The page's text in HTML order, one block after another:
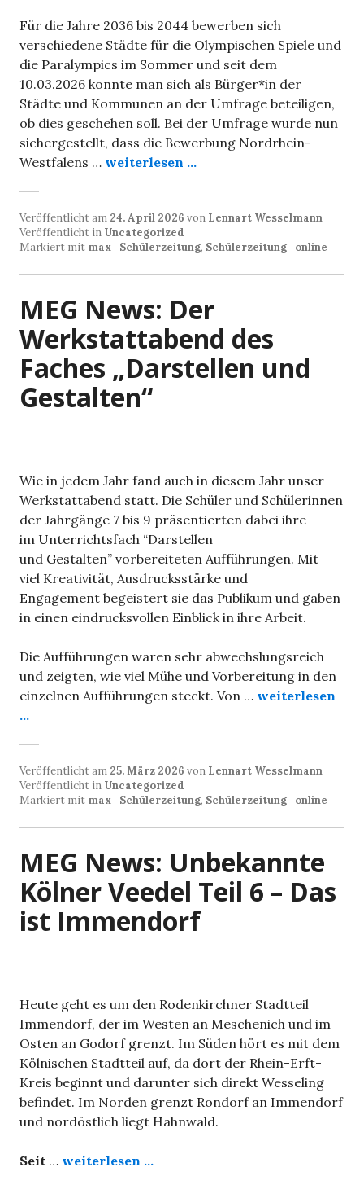
Für die Jahre 2036 bis 2044 bewerben sich
verschiedene Städte für die Olympischen Spiele und
die Paralympics im Sommer und seit dem
10.03.2026 konnte man sich als Bürger*in der
Städte und Kommunen an der Umfrage beteiligen,
ob dies geschehen soll. Bei der Umfrage wurde nun
sichergestellt, dass die Bewerbung Nordrhein-
Westfalens … weiterlesen ...
Veröffentlicht am 24. April 2026 von Lennart Wesselmann
Veröffentlicht in Uncategorized
Markiert mit max_Schülerzeitung, Schülerzeitung_online
MEG News: Der
Werkstattabend des
Faches „Darstellen und
Gestalten“
Wie in jedem Jahr fand auch in diesem Jahr unser
Werkstattabend statt. Die Schüler und Schülerinnen
der Jahrgänge 7 bis 9 präsentierten dabei ihre
im Unterrichtsfach “Darstellen
und Gestalten” vorbereiteten Aufführungen. Mit
viel Kreativität, Ausdrucksstärke und
Engagement begeistert sie das Publikum und gaben
in einen eindrucksvollen Einblick in ihre Arbeit.
Die Aufführungen waren sehr abwechslungsreich
und zeigten, wie viel Mühe und Vorbereitung in den
einzelnen Aufführungen steckt. Von … weiterlesen
...
Veröffentlicht am 25. März 2026 von Lennart Wesselmann
Veröffentlicht in Uncategorized
Markiert mit max_Schülerzeitung, Schülerzeitung_online
MEG News: Unbekannte
Kölner Veedel Teil 6 – Das
ist Immendorf
Heute geht es um den Rodenkirchner Stadtteil
Immendorf, der im Westen an Meschenich und im
Osten an Godorf grenzt. Im Süden hört es mit dem
Kölnischen Stadtteil auf, da dort der Rhein-Erft-
Kreis beginnt und darunter sich direkt Wesseling
befindet. Im Norden grenzt Rondorf an Immendorf
und nordöstlich liegt Hahnwald.
Seit … weiterlesen ...